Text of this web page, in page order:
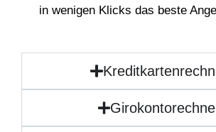
in wenigen Klicks das beste